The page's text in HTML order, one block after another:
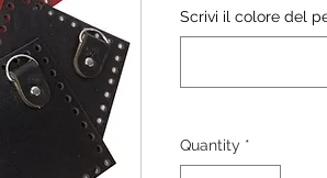
Scrivi il colore del
Quantity *